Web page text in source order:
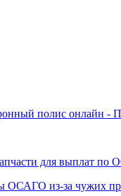
полис онлайн -
для выплат по
ОСАГО из-за чужих